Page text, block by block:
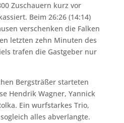
Zuschauern kurz vor
Beim 26:26 (14:14)
verschenken die Falken
letzten zehn Minuten des
trafen die Gastgeber nur
Bergsträßer starteten
Hendrik Wagner, Yannick
Ein wurfstarkes Trio,
alles abverlangte.